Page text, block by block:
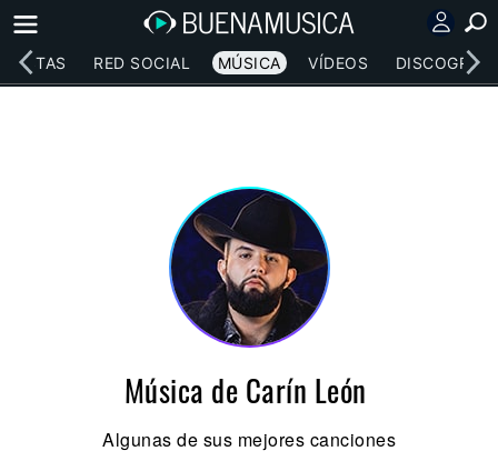
RED SOCIAL MÚSICA VÍDEOS
Música de Carín León
Algunas de sus mejores canciones